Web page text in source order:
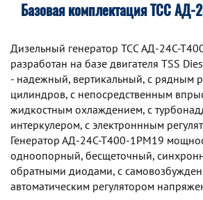
Базовая комплектация ТСС
Дизельный генератор TCC АД-24С-
разработан на базе двигателя TSS
- надежный, вертикальный, с рядным
цилиндров, с непосредственным
жидкостным охлаждением, с
интеркулером, с электроннным
Генератор АД-24С-Т400-1РМ19
одноопорный, бесщеточный,
обратными диодами, с
автоматическим регулятором